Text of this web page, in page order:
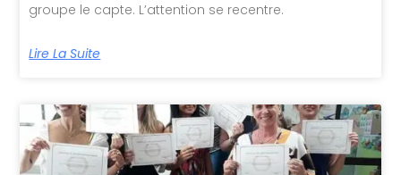
groupe le capte. L’attention se recentre.
Lire La Suite